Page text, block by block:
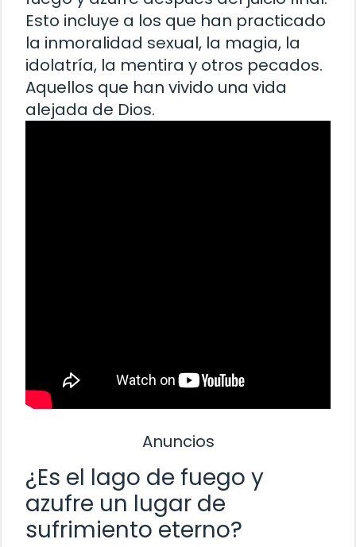
Esto incluye a los que han practicado
la inmoralidad sexual, la magia, la
idolatría, la mentira y otros pecados.
Aquellos que han vivido una vida
alejada de Dios.
Anuncios
¿Es el lago de fuego y
azufre un lugar de
sufrimiento eterno?